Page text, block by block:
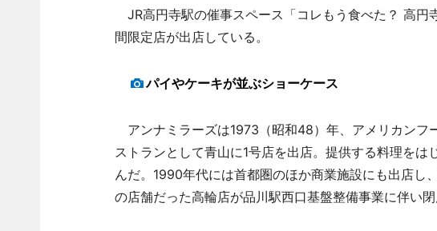
JR高円寺駅の催事スペース「コレもう食べた？ 高円
間限定店が出店している。
パイやケーキが並ぶショーケース
アンナミラーズは1973（昭和48）年、アメリカンフ
ストランとして青山に1号店を出店。提供する料理をは
んだ。1990年代には首都圏のほか商業施設にも出店し
の店舗だった高輪店が品川駅西口基盤整備事業に伴い